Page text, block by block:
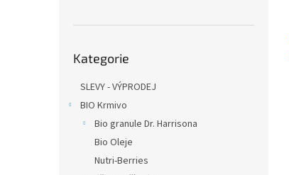
kategorie
Kategorie
SLEVY - VÝPRODEJ
BIO Krmivo
Bio granule Dr. Harrisona
Bio Oleje
Nutri-Berries